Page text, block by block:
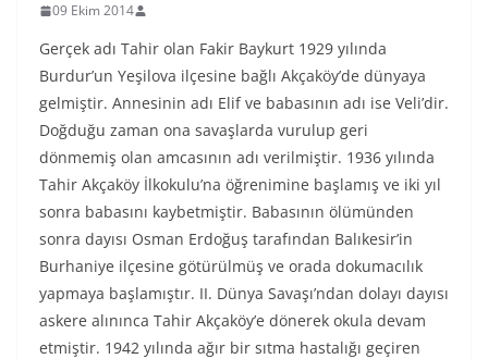
09 Ekim 2014
Gerçek adı Tahir olan Fakir Baykurt 1929 yılında
Burdur’un Yeşilova ilçesine bağlı Akçaköy’de dünyaya
gelmiştir. Annesinin adı Elif ve babasının adı ise Veli’dir.
Doğduğu zaman ona savaşlarda vurulup geri
dönmemiş olan amcasının adı verilmiştir. 1936 yılında
Tahir Akçaköy İlkokulu’na öğrenimine başlamış ve iki yıl
sonra babasını kaybetmiştir. Babasının ölümünden
sonra dayısı Osman Erdoğuş tarafından Balıkesir’in
Burhaniye ilçesine götürülmüş ve orada dokumacılık
yapmaya başlamıştır. II. Dünya Savaşı’ndan dolayı dayısı
askere alınınca Tahir Akçaköy’e dönerek okula devam
etmiştir. 1942 yılında ağır bir sıtma hastalığı geçiren